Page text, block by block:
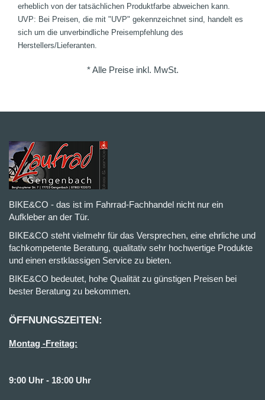
erheblich von der tatsächlichen Produktfarbe abweichen kann.
UVP: Bei Preisen, die mit "UVP" gekennzeichnet sind, handelt es
sich um die unverbindliche Preisempfehlung des
Herstellers/Lieferanten.
* Alle Preise inkl. MwSt.
BIKE&CO - das ist im Fahrrad-Fachhandel nicht nur ein
Aufkleber an der Tür.
BIKE&CO steht vielmehr für das Versprechen, eine ehrliche und
fachkompetente Beratung, qualitativ sehr hochwertige Produkte
und einen erstklassigen Service zu bieten.
BIKE&CO bedeutet, hohe Qualität zu günstigen Preisen bei
bester Beratung zu bekommen.
ÖFFNUNGSZEITEN:
Montag -Freitag:
9:00 Uhr - 18:00 Uhr